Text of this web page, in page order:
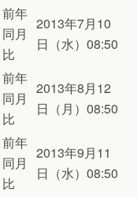
前年
同月
比
2013年7月10
日（水）08:50
前年
同月
比
2013年8月12
日（月）08:50
前年
同月
比
2013年9月11
日（水）08:50